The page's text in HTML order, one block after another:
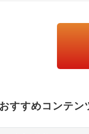
すすめコンテン